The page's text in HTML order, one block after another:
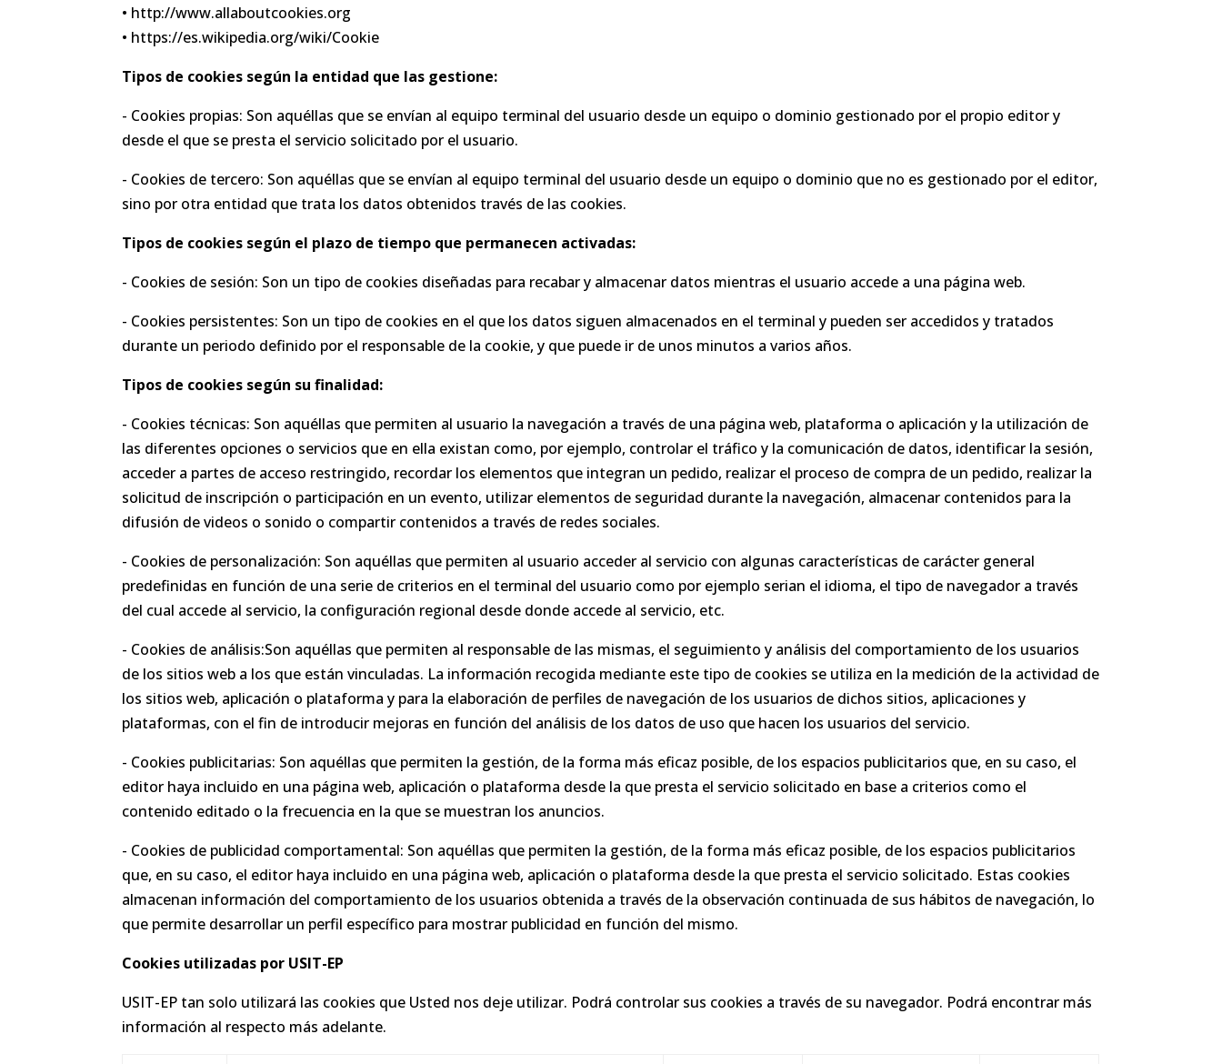
• http://www.allaboutcookies.org
• https://es.wikipedia.org/wiki/Cookie
Tipos de cookies según la entidad que las gestione:
- Cookies propias: Son aquéllas que se envían al equipo terminal del usuario desde un equipo o dominio gestionado por el propio editor y
desde el que se presta el servicio solicitado por el usuario.
- Cookies de tercero: Son aquéllas que se envían al equipo terminal del usuario desde un equipo o dominio que no es gestionado por el editor,
sino por otra entidad que trata los datos obtenidos través de las cookies.
Tipos de cookies según el plazo de tiempo que permanecen activadas:
- Cookies de sesión: Son un tipo de cookies diseñadas para recabar y almacenar datos mientras el usuario accede a una página web.
- Cookies persistentes: Son un tipo de cookies en el que los datos siguen almacenados en el terminal y pueden ser accedidos y tratados
durante un periodo definido por el responsable de la cookie, y que puede ir de unos minutos a varios años.
Tipos de cookies según su finalidad:
- Cookies técnicas: Son aquéllas que permiten al usuario la navegación a través de una página web, plataforma o aplicación y la utilización de
las diferentes opciones o servicios que en ella existan como, por ejemplo, controlar el tráfico y la comunicación de datos, identificar la sesión,
acceder a partes de acceso restringido, recordar los elementos que integran un pedido, realizar el proceso de compra de un pedido, realizar la
solicitud de inscripción o participación en un evento, utilizar elementos de seguridad durante la navegación, almacenar contenidos para la
difusión de videos o sonido o compartir contenidos a través de redes sociales.
- Cookies de personalización: Son aquéllas que permiten al usuario acceder al servicio con algunas características de carácter general
predefinidas en función de una serie de criterios en el terminal del usuario como por ejemplo serian el idioma, el tipo de navegador a través
del cual accede al servicio, la configuración regional desde donde accede al servicio, etc.
- Cookies de análisis:Son aquéllas que permiten al responsable de las mismas, el seguimiento y análisis del comportamiento de los usuarios
de los sitios web a los que están vinculadas. La información recogida mediante este tipo de cookies se utiliza en la medición de la actividad de
los sitios web, aplicación o plataforma y para la elaboración de perfiles de navegación de los usuarios de dichos sitios, aplicaciones y
plataformas, con el fin de introducir mejoras en función del análisis de los datos de uso que hacen los usuarios del servicio.
- Cookies publicitarias: Son aquéllas que permiten la gestión, de la forma más eficaz posible, de los espacios publicitarios que, en su caso, el
editor haya incluido en una página web, aplicación o plataforma desde la que presta el servicio solicitado en base a criterios como el
contenido editado o la frecuencia en la que se muestran los anuncios.
- Cookies de publicidad comportamental: Son aquéllas que permiten la gestión, de la forma más eficaz posible, de los espacios publicitarios
que, en su caso, el editor haya incluido en una página web, aplicación o plataforma desde la que presta el servicio solicitado. Estas cookies
almacenan información del comportamiento de los usuarios obtenida a través de la observación continuada de sus hábitos de navegación, lo
que permite desarrollar un perfil específico para mostrar publicidad en función del mismo.
Cookies utilizadas por USIT-EP
USIT-EP tan solo utilizará las cookies que Usted nos deje utilizar. Podrá controlar sus cookies a través de su navegador. Podrá encontrar más
información al respecto más adelante.